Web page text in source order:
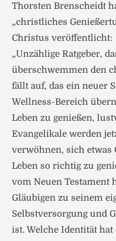
Thorsten Brenscheidt
„christliches
Christus veröffentlicht:
„Unzählige Ratgeber,
überschwemmen den
fällt auf, das ein neuer
Wellness-Bereich
Leben zu genießen,
Evangelikale werden
verwöhnen, sich etwas
Leben so richtig zu
vom Neuen Testament
Gläubigen zu seinem
Selbstversorgung und
ist. Welche Identität